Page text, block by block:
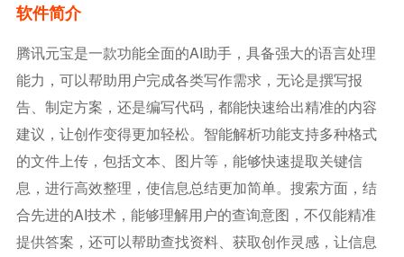
软件简介
腾讯元宝是一款功能全面的AI助手，具备强大的语言处理
能力，可以帮助用户完成各类写作需求，无论是撰写报
告、制定方案，还是编写代码，都能快速给出精准的内容
建议，让创作变得更加轻松。智能解析功能支持多种格式
的文件上传，包括文本、图片等，能够快速提取关键信
息，进行高效整理，使信息总结更加简单。搜索方面，结
合先进的AI技术，能够理解用户的查询意图，不仅能精准
提供答案，还可以帮助查找资料、获取创作灵感，让信息